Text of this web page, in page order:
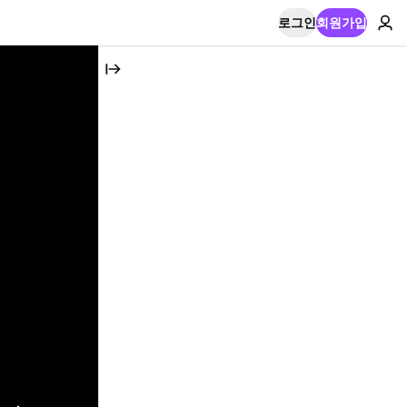
로그인회원가입